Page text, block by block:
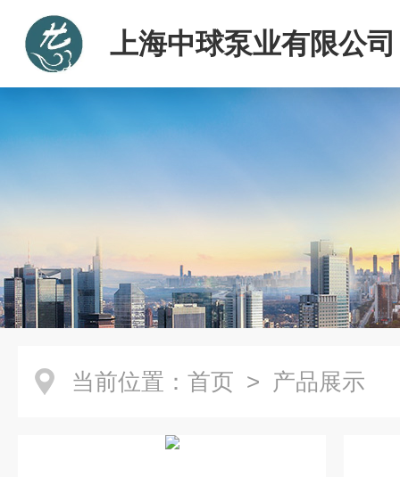
上海中球泵业有限公司
当前位置： 首页 > 产品展示